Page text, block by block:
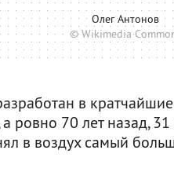
Олег Антонов
© Wikimedia
в
ровно 70 лет назад, 31
в воздух самый